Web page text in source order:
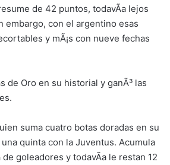
de 42 puntos, todavÃ­a lejos
embargo, con el argentino esas
y mÃ¡s con nueve fechas
de Oro en su historial y ganÃ³ las
suma cuatro botas doradas en su
quinta con la Juventus. Acumula
goleadores y todavÃ­a le restan 12